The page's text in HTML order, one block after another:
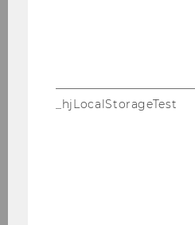
Can­di­da­tes with
thods are par­ti­cu­lar­ly
Ap­p­li­ca­ti­on ma­te­ri­als
until De­zem­ber 1, 2010
Mitteilungsblatt vom 10.
47)
_hjLocalStorageTest